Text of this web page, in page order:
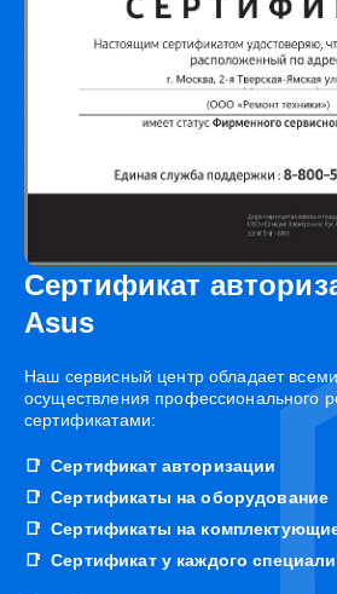
Сертификат
Asus
Наш сервисный центр обладает
осуществления профессионального
сертификатами:
Сертификат авторизации
Сертификаты на оборудование
Сертификаты на
Сертификат у каждого